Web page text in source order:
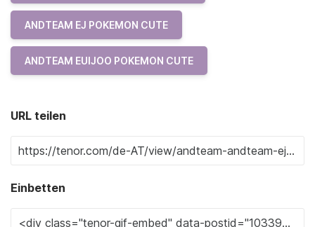
ANDTEAM EJ POKEMON CUTE
ANDTEAM EUIJOO POKEMON CUTE
URL teilen
Einbetten